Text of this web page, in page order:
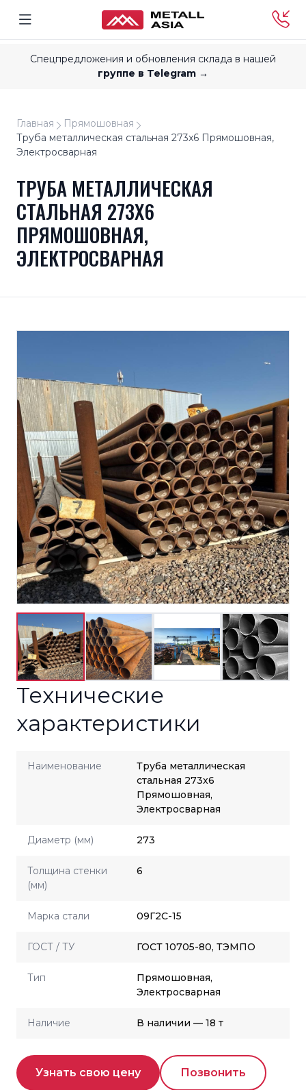
Спецпредложения и обновления склада в нашей
группе в Telegram →
Главная
Прямошовная
Труба металлическая стальная 273x6 Прямошовная,
Электросварная
ТРУБА МЕТАЛЛИЧЕСКАЯ
СТАЛЬНАЯ 273X6
ПРЯМОШОВНАЯ,
ЭЛЕКТРОСВАРНАЯ
Технические
характеристики
Наименование
Труба металлическая
стальная 273x6
Прямошовная,
Электросварная
Диаметр (мм) 273
Толщина стенки
(мм)
6
Марка стали 09Г2С-15
ГОСТ / ТУ ГОСТ 10705-80, ТЭМПО
Тип
Прямошовная,
Электросварная
Наличие В наличии — 18 т
Узнать свою цену Позвонить